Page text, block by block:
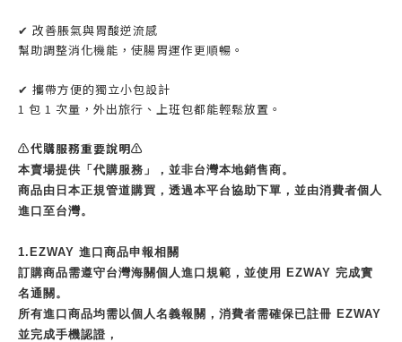
✔ 改善脹氣與胃酸逆流感
幫助調整消化機能，使腸胃運作更順暢。
✔ 攜帶方便的獨立小包設計
1 包 1 次量，外出旅行、上班包都能輕鬆放置。
⚠️代購服務重要說明⚠️
本賣場提供「代購服務」，並非台灣本地銷售商。
商品由日本正規管道購買，透過本平台協助下單，並由消費者個人
進口至台灣。
1.EZWAY 進口商品申報相關
訂購商品需遵守台灣海關個人進口規範，並使用 EZWAY 完成實
名通關。
所有進口商品均需以個人名義報關，消費者需確保已註冊 EZWAY
並完成手機認證，